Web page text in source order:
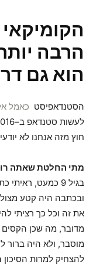
הרבה
הוא גם
הסטנדאפיסט כאמל
חוץ מזה אנחנו לא
מתי החלטת שאתה
בגיל 9 כמעט,
ובכתבה היה קטע
את זה וכל כך רציתי
מדובר, מה שכן הקסים
מוסבר, ולא היה ברור
להצחיק למרות